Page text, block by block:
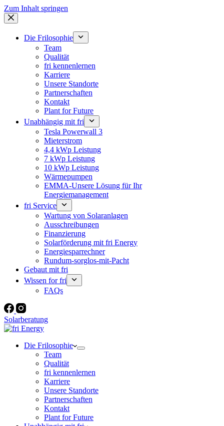
Zum Inhalt springen
Die Frilosophie
Team
Qualität
fri kennenlernen
Karriere
Unsere Standorte
Partnerschaften
Kontakt
Plant for Future
Unabhängig mit fri
Tesla Powerwall 3
Mieterstrom
4,4 kWp Leistung
7 kWp Leistung
10 kWp Leistung
Wärmepumpen
EMMA-Unsere Lösung für Ihr
Energiemanagement
fri Service
Wartung von Solaranlagen
Ausschreibungen
Finanzierung
Solarförderung mit fri Energy
Energiesparrechner
Rundum-sorglos-mit-Pacht
Gebaut mit fri
Wissen for fri
FAQs
Solarberatung
Die Frilosophie
Team
Qualität
fri kennenlernen
Karriere
Unsere Standorte
Partnerschaften
Kontakt
Plant for Future